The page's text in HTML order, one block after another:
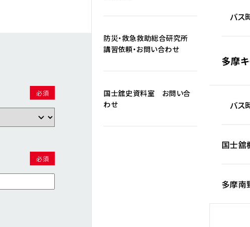
バス
多摩
バス
国士舘
多摩南
必須
必須
防災・救急救助総合研究所
講習依頼・お問い合わせ
国士舘史資料室 お問い合
わせ